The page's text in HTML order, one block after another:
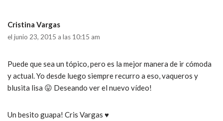
Cristina Vargas
el junio 23, 2015 a las 10:15 am
Puede que sea un tópico, pero es la mejor manera de ir cómoda
y actual. Yo desde luego siempre recurro a eso, vaqueros y
blusita lisa 😛 Deseando ver el nuevo vídeo!
Un besito guapa! Cris Vargas ♥